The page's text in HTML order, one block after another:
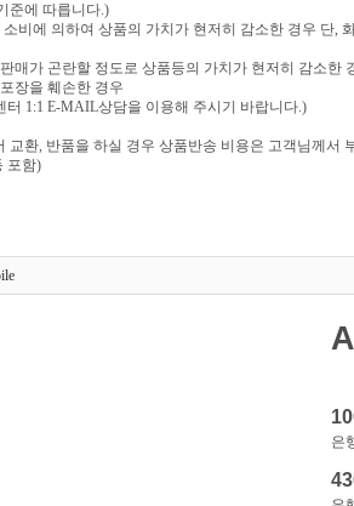
준에 따릅니다.)
비에 의하여 상품의 가치가 현저히 감소한 경우 단,
매가 곤란할 정도로 상품등의 가치가 현저히 감소한
장을 훼손한 경우
터 1:1 E-MAIL상담을 이용해 주시기 바랍니다.)
환, 반품을 하실 경우 상품반송 비용은 고객님께서
포함)
은